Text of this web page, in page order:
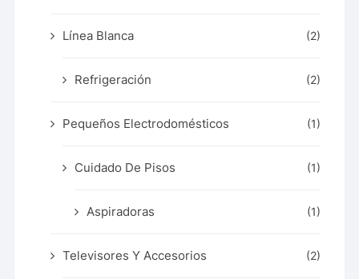
Línea Blanca (2)
Refrigeración (2)
Pequeños Electrodomésticos (1)
Cuidado De Pisos (1)
Aspiradoras (1)
Televisores Y Accesorios (2)